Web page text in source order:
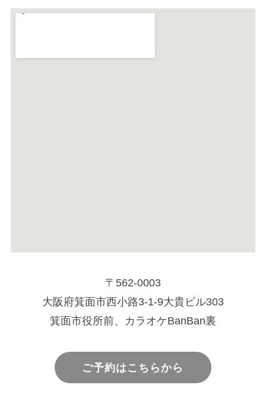
〒562-0003
大阪府箕面市西小路3-1-9大貴ビル303
箕面市役所前、カラオケBanBan裏
ご予約はこちらから